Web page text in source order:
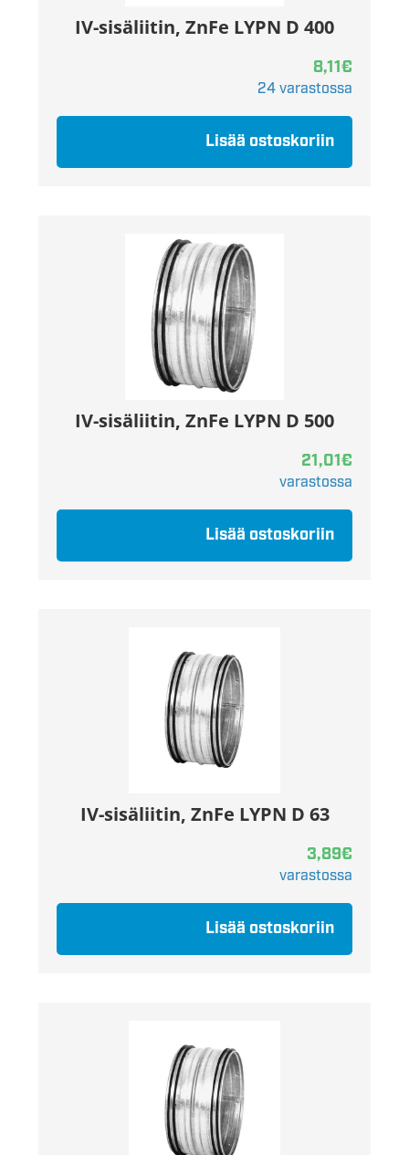
IV-sisäliitin, ZnFe LYPN D 400
8,11€
24 varastossa
Lisää ostoskoriin
IV-sisäliitin, ZnFe LYPN D 500
21,01€
varastossa
Lisää ostoskoriin
IV-sisäliitin, ZnFe LYPN D 63
3,89€
varastossa
Lisää ostoskoriin